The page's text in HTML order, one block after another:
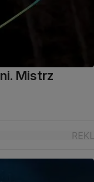
Mistrz